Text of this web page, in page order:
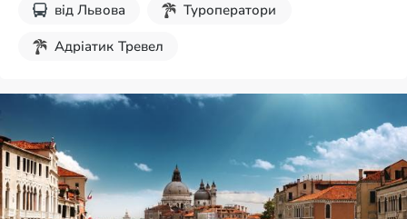
від Львова
Туроператори
Адріатик Тревел